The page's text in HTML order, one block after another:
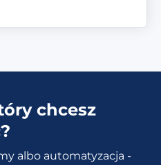
chcesz
albo automatyzacja -